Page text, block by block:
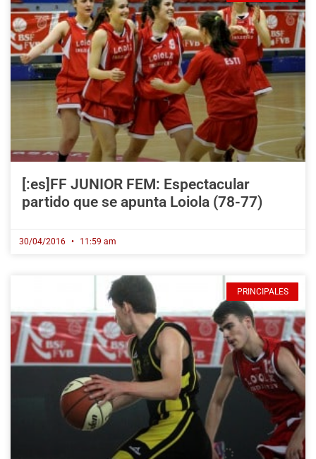
[:es]FF JUNIOR FEM: Espectacular
partido que se apunta Loiola (78-77)
30/04/2016 11:59 am
PRINCIPALES